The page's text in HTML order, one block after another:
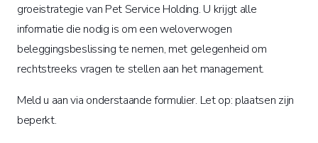
groeistrategie van Pet Service Holding. U krijgt alle
informatie die nodig is om een weloverwogen
beleggingsbeslissing te nemen, met gelegenheid om
rechtstreeks vragen te stellen aan het management.
Meld u aan via onderstaande formulier. Let op: plaatsen zijn
beperkt.